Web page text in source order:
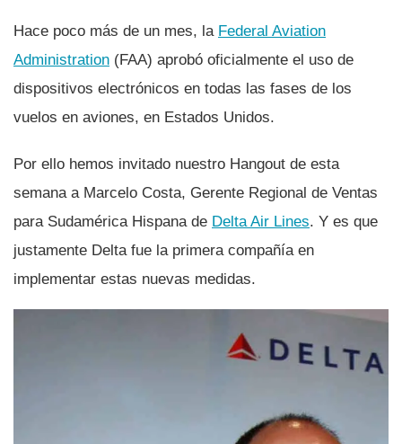
Hace poco más de un mes, la Federal Aviation
Administration (FAA) aprobó oficialmente el uso de
dispositivos electrónicos en todas las fases de los
vuelos en aviones, en Estados Unidos.
Por ello hemos invitado nuestro Hangout de esta
semana a Marcelo Costa, Gerente Regional de Ventas
para Sudamérica Hispana de Delta Air Lines. Y es que
justamente Delta fue la primera compañí­a en
implementar estas nuevas medidas.